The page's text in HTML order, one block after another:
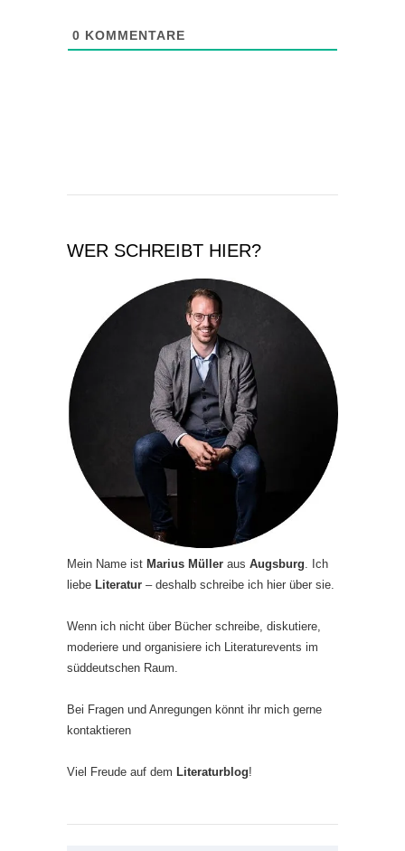
0 KOMMENTARE
WER SCHREIBT HIER?
Mein Name ist Marius Müller aus Augsburg . Ich
liebe Literatur – deshalb schreibe ich hier über sie.
Wenn ich nicht über Bücher schreibe, diskutiere,
moderiere und organisiere ich Literaturevents im
süddeutschen Raum.
Bei Fragen und Anregungen könnt ihr mich gerne
kontaktieren
Viel Freude auf dem Literaturblog!